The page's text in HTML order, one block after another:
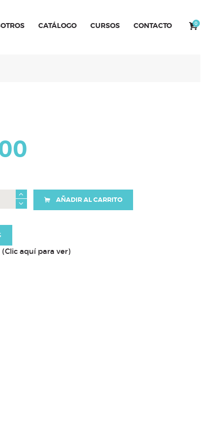
CATÁLOGO CURSOS CONTACTO 0
AÑADIR AL CARRITO
(Clic aquí para ver)